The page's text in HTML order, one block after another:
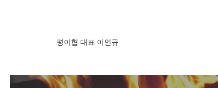
평이협 대표 이인규